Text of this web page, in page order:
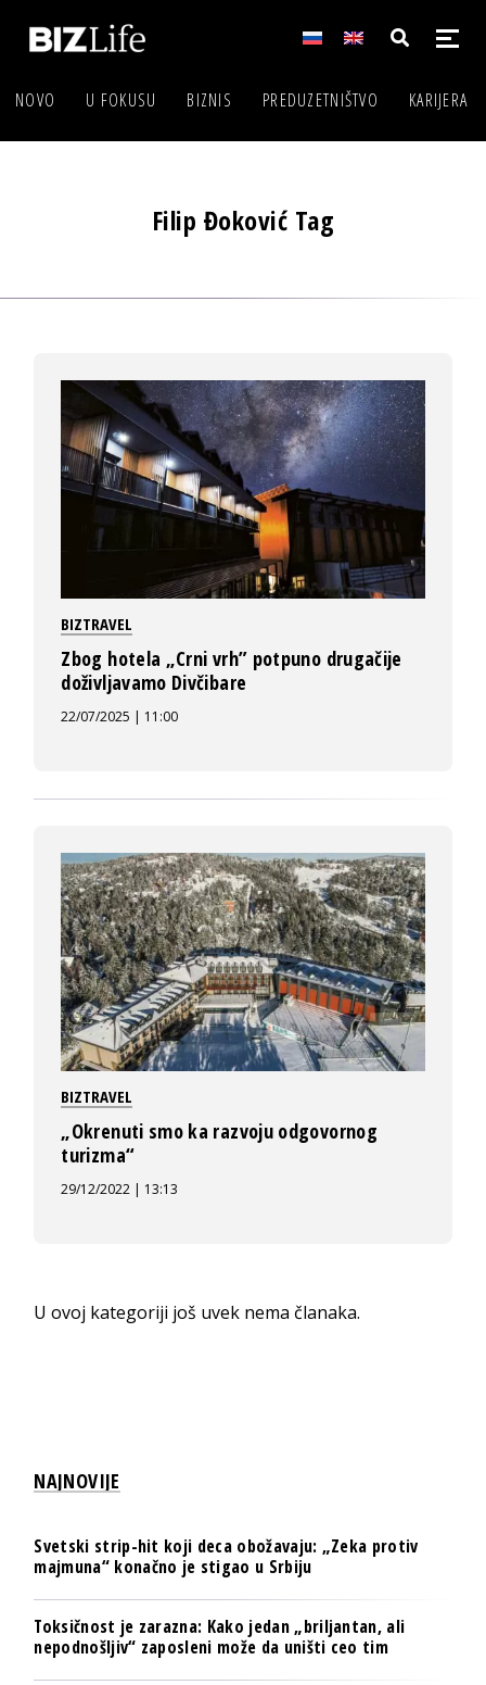
NOVO U FOKUSU BIZNIS PREDUZETNIŠTVO KARIJERA
Filip Đoković Tag
BIZTRAVEL
Zbog hotela „Crni vrh” potpuno drugačije
doživljavamo Divčibare
22/07/2025 | 11:00
BIZTRAVEL
„Okrenuti smo ka razvoju odgovornog
turizma“
29/12/2022 | 13:13
U ovoj kategoriji još uvek nema članaka.
NAJNOVIJE
Svetski strip-hit koji deca obožavaju: „Zeka protiv
majmuna“ konačno je stigao u Srbiju
Toksičnost je zarazna: Kako jedan „briljantan, ali
nepodnošljiv“ zaposleni može da uništi ceo tim